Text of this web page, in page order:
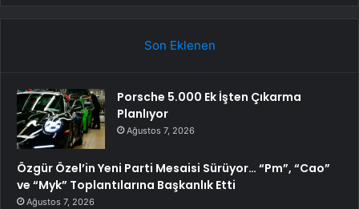
Son Eklenen
Porsche 5.000 Ek İşten Çıkarma
Planlıyor
Ağustos 7, 2026
Özgür Özel’in Yeni Parti Mesaisi Sürüyor… “Pm”, “Cao”
ve “Myk” Toplantılarına Başkanlık Etti
Ağustos 7, 2026